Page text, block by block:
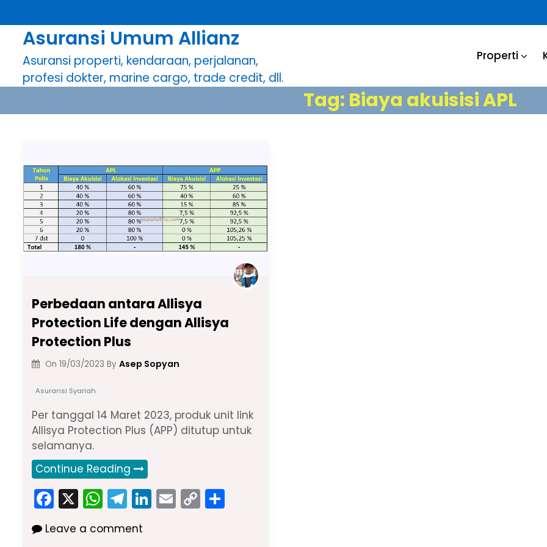
k
o
o
Asuransi Umum Allianz
Asuransi properti, kendaraan, perjalanan,
profesi dokter, marine cargo, trade credit, dll.
Properti
Tag: Biaya akuisisi APL
Perbedaan antara Allisya
Protection Life dengan Allisya
Protection Plus
On 19/03/2023 By Asep Sopyan
Asuransi Syariah
Per tanggal 14 Maret 2023, produk unit link
Allisya Protection Plus (APP) ditutup untuk
selamanya.
Continue Reading
F
a
c
X W
h
a
T
el
e
Li
n
E
m
C
o
Leave a comment